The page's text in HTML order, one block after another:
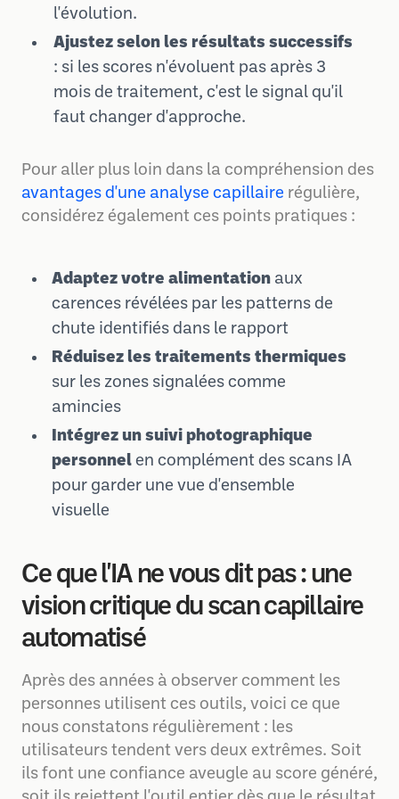
l'évolution.
Ajustez selon les résultats successifs
: si les scores n'évoluent pas après 3
mois de traitement, c'est le signal qu'il
faut changer d'approche.
Pour aller plus loin dans la compréhension des
avantages d'une analyse capillaire régulière,
considérez également ces points pratiques :
Adaptez votre alimentation aux
carences révélées par les patterns de
chute identifiés dans le rapport
Réduisez les traitements thermiques
sur les zones signalées comme
amincies
Intégrez un suivi photographique
personnel en complément des scans IA
pour garder une vue d'ensemble
visuelle
Ce que l'IA ne vous dit pas : une
vision critique du scan capillaire
automatisé
Après des années à observer comment les
personnes utilisent ces outils, voici ce que
nous constatons régulièrement : les
utilisateurs tendent vers deux extrêmes. Soit
ils font une confiance aveugle au score généré,